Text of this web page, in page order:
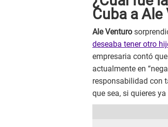
Cuba a Ale
Ale Venturo
deseaba tener otro
empresaria contó
actualmente en
responsabilidad con
que sea, si quieres